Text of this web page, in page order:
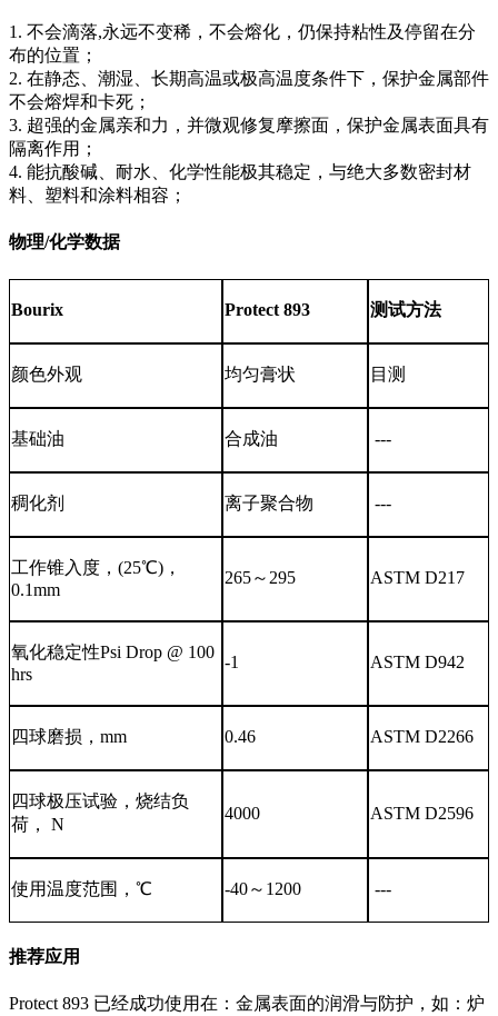
1. 不会滴落,永远不变稀，不会熔化，仍保持粘性及停留在分
布的位置；
2. 在静态、潮湿、长期高温或极高温度条件下，保护金属部件
不会熔焊和卡死；
3. 超强的金属亲和力，并微观修复摩擦面，保护金属表面具有
隔离作用；
4. 能抗酸碱、耐水、化学性能极其稳定，与绝大多数密封材
料、塑料和涂料相容；
物理/化学数据
Bourix Protect 893 测试方法
颜色外观 均匀膏状 目测
基础油 合成油 ---
稠化剂 离子聚合物 ---
工作锥入度，(25℃)，
0.1mm
265～ 295 ASTM D217
氧化稳定性Psi Drop @ 100
hrs
-1 ASTM D942
四球磨损，mm 0.46 ASTM D2266
四球极压试验，烧结负
荷，
N
4000 ASTM D2596
使用温度范围，℃ -40～ 1200 ---
推荐应用
Protect 893 已经成功使用在：金属表面的润滑与防护，如：炉